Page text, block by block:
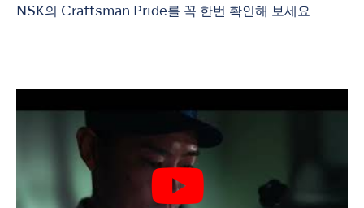
NSK의 Craftsman Pride를 꼭 한번 확인해 보세요.